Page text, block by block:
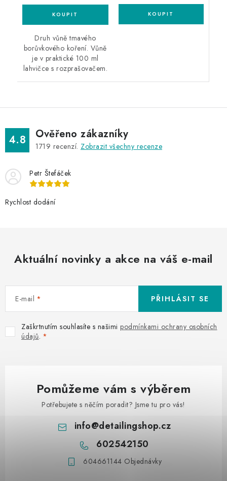
Druh vůně tmavého
borůvkového koření. Vůně
je v praktické 100 ml
lahvičce s rozprašovačem.
4.8 Ověřeno zákazníky
1719 recenzí. Zobrazit všechny recenze
Petr Štefáček
Rychlost dodání
Aktuální novinky a akce na váš e-mail
E-mail
Zaškrtnutím souhlasíte s našimi podmínkami ochrany osobních
údajů.
PŘIHLÁSIT SE
Pomůžeme vám s výběrem
Potřebujete s něčím poradit? Jsme tu pro vás!
info@detailingshop.cz
602542150
604661144 Objednávky